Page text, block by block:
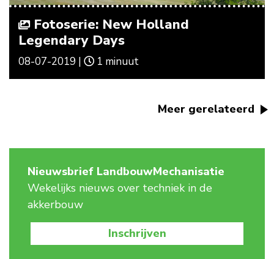
Fotoserie: New Holland
Legendary Days
08-07-2019 | 1 minuut
Meer gerelateerd
Nieuwsbrief LandbouwMechanisatie
Wekelijks nieuws over techniek in de
akkerbouw
Inschrijven